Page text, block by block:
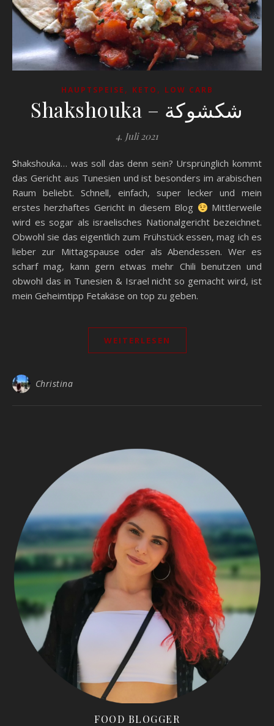
HAUPTSPEISE , KETO , LOW CARB
4. Juli 2021
Shakshouka… was soll das denn sein? Ursprünglich kommt
das Gericht aus Tunesien und ist besonders im arabischen
Raum beliebt. Schnell, einfach, super lecker und mein
erstes herzhaftes Gericht in diesem Blog
Mittlerweile
wird es sogar als israelisches Nationalgericht bezeichnet.
Obwohl sie das eigentlich zum Frühstück essen, mag ich es
lieber zur Mittagspause oder als Abendessen. Wer es
scharf mag, kann gern etwas mehr Chili benutzen und
obwohl das in Tunesien & Israel nicht so gemacht wird, ist
mein Geheimtipp Fetakäse on top zu geben.
WEITERLESEN
Christina
FOOD BLOGGER